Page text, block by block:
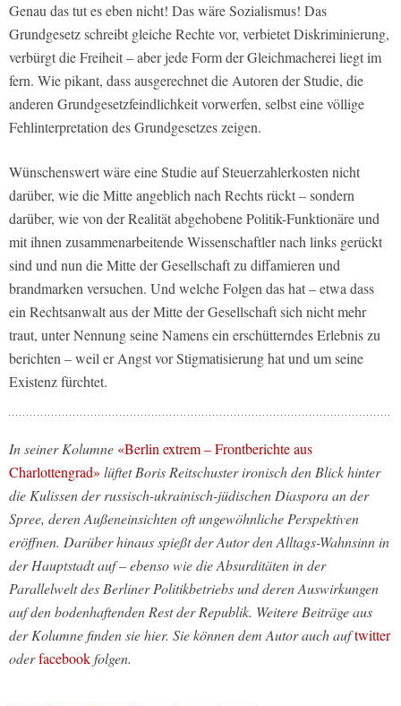
Genau das tut es eben nicht! Das wäre Sozialismus! Das
Grundgesetz schreibt gleiche Rechte vor, verbietet Diskriminierung,
verbürgt die Freiheit – aber jede Form der Gleichmacherei liegt im
fern. Wie pikant, dass ausgerechnet die Autoren der Studie, die
anderen Grundgesetzfeindlichkeit vorwerfen, selbst eine völlige
Fehlinterpretation des Grundgesetzes zeigen.
Wünschenswert wäre eine Studie auf Steuerzahlerkosten nicht
darüber, wie die Mitte angeblich nach Rechts rückt – sondern
darüber, wie von der Realität abgehobene Politik-Funktionäre und
mit ihnen zusammenarbeitende Wissenschaftler nach links gerückt
sind und nun die Mitte der Gesellschaft zu diffamieren und
brandmarken versuchen. Und welche Folgen das hat – etwa dass
ein Rechtsanwalt aus der Mitte der Gesellschaft sich nicht mehr
traut, unter Nennung seine Namens ein erschütterndes Erlebnis zu
berichten – weil er Angst vor Stigmatisierung hat und um seine
Existenz fürchtet.
In seiner Kolumne «Berlin extrem – Frontberichte aus
Charlottengrad» lüftet Boris Reitschuster ironisch den Blick hinter
die Kulissen der russisch-ukrainisch-jüdischen Diaspora an der
Spree, deren Außeneinsichten oft ungewöhnliche Perspektiven
eröffnen. Darüber hinaus spießt der Autor den Alltags-Wahnsinn in
der Hauptstadt auf – ebenso wie die Absurditäten in der
Parallelwelt des Berliner Politikbetriebs und deren Auswirkungen
auf den bodenhaftenden Rest der Republik. Weitere Beiträge aus
der Kolumne finden sie hier. Sie können dem Autor auch auftwitter
oderfacebookfolgen.